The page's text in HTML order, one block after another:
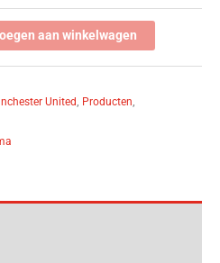
aan winkelwagen
United, Producten,